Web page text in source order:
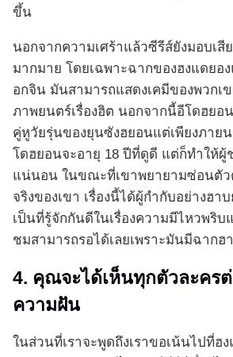
ขึ้น
นอกจากความเศร้าแล้วซีรีส์ยังมอบเสี
มากมาย โดยเฉพาะฉากของฮงแดยอ
อกจิน มันสามารถแสดงเคมีของพวกเ
ภาพยนตร์เรื่องฮิต นอกจากนี้อีโดฮยอ
คู่หูวัยรุ่นของยุนซังฮยอนแต่เพียงภาย
โดฮยอนจะอายุ 18 ปีที่ดูดี แต่ก็ทำให้ผู้
แน่นอน ในขณะที่เขาพยายามซ่อนตัว
จริงของเขา เรื่องนี้ได้ผู้กำกับอย่างฮา
เป็นที่รู้จักกันดีในเรื่องความมีไหวพริ
ชมสามารถรอได้เลยเพราะมันมีฉากฮ
4. คุณจะได้เห็นทุกตัวละคร
ความฝัน
ในส่วนที่เราจะพูดถึงเราขอเน้นไปที่ฮ